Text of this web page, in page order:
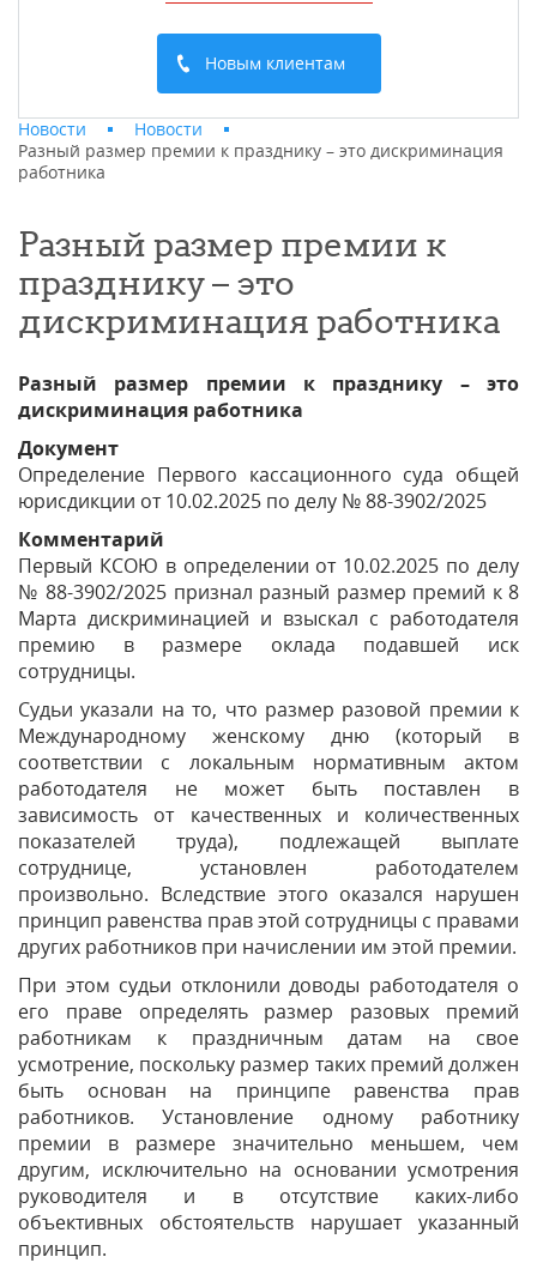
Новым клиентам
Новости
Новости
Разный размер премии к празднику – это дискриминация
работника
Разный размер премии к
празднику – это
дискриминация работника
Разный размер премии к празднику – это
дискриминация работника
Документ
Определение Первого кассационного суда общей
юрисдикции от 10.02.2025 по делу № 88-3902/2025
Комментарий
Первый КСОЮ в определении от 10.02.2025 по делу
№ 88-3902/2025 признал разный размер премий к 8
Марта дискриминацией и взыскал с работодателя
премию в размере оклада подавшей иск
сотрудницы.
Судьи указали на то, что размер разовой премии к
Международному женскому дню (который в
соответствии с локальным нормативным актом
работодателя не может быть поставлен в
зависимость от качественных и количественных
показателей труда), подлежащей выплате
сотруднице, установлен работодателем
произвольно. Вследствие этого оказался нарушен
принцип равенства прав этой сотрудницы с правами
других работников при начислении им этой премии.
При этом судьи отклонили доводы работодателя о
его праве определять размер разовых премий
работникам к праздничным датам на свое
усмотрение, поскольку размер таких премий должен
быть основан на принципе равенства прав
работников. Установление одному работнику
премии в размере значительно меньшем, чем
другим, исключительно на основании усмотрения
руководителя и в отсутствие каких-либо
объективных обстоятельств нарушает указанный
принцип.